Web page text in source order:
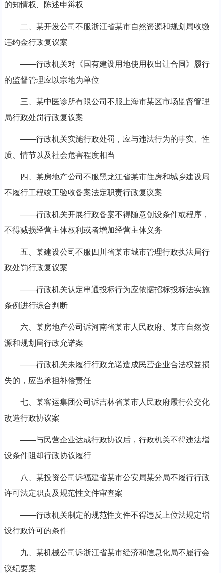
的知情权、陈述申辩权
二、某开发公司不服浙江省某市自然资源和规划局收缴
违约金行政复议案
——行政机关对《国有建设用地使用权出让合同》履行
的监督管理应以宗地为单位
三、某中医诊所有限公司不服上海市某区市场监督管理
局行政处罚行政复议案
——行政机关实施行政处罚，应与违法行为的事实、性
质、情节以及社会危害程度相当
四、某房地产公司不服黑龙江省某市住房和城乡建设局
不履行工程竣工验收备案法定职责行政复议案
——行政机关开展行政备案不得随意创设条件或程序，
不得减损经营主体权利或者增加经营主体义务
五、某建设公司不服四川省某市城市管理行政执法局行
政处罚行政复议案
——行政机关认定串通投标行为应依据招标投标法实施
条例进行综合判断
六、某房地产公司诉河南省某市人民政府、某市自然资
源和规划局行政允诺案
——行政机关未履行行政允诺造成民营企业合法权益损
失的，应当承担补偿责任
七、某客运集团公司诉吉林省某市人民政府履行公交化
改造行政协议案
——与民营企业达成行政协议后，行政机关不得违法增
设条件阻却行政协议履行
八、某投资公司诉福建省某市公安局某分局不履行行政
许可法定职责及规范性文件审查案
——行政机关制定的规范性文件不得违反上位法规定增
设行政许可的条件
九、某机械公司诉浙江省某市经济和信息化局不履行会
议纪要案